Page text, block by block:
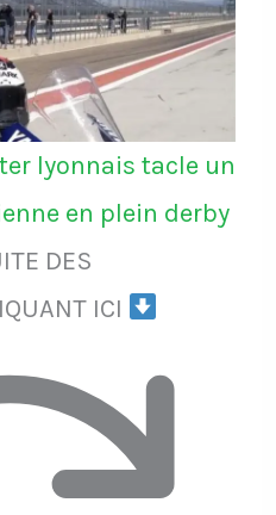
lyonnais tacle un
en plein derby
DES
ICI